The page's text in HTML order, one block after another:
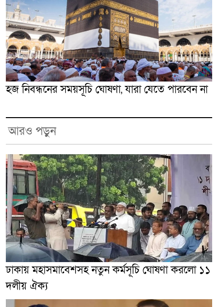
হজ নিবন্ধনের সময়সূচি ঘোষণা, যারা যেতে পারবেন না
আরও পড়ুন
ঢাকায় মহাসমাবেশসহ নতুন কর্মসূচি ঘোষণা করলো ১১
দলীয় ঐক্য